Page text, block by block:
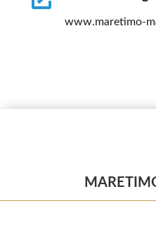
www.maretimo-